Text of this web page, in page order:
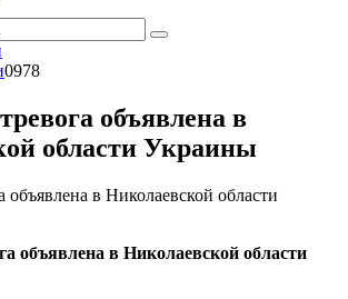
0978
объявлена в
области Украины
объявлена в Николаевской области
объявлена в Николаевской области